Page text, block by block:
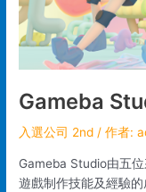
Gameba
入選公司 2nd / 作者:
Gameba Studio由五
遊戲制作技能及經驗的